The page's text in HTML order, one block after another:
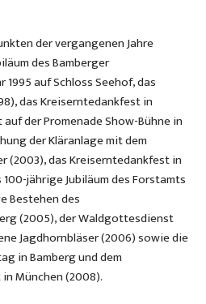
der vergangenen Jahre
des Bamberger
1995 auf Schloss Seehof, das
das Kreiserntedankfest in
der Promenade Show-Bühne in
der Kläranlage mit dem
(2003), das Kreiserntedankfest in
jährige Jubiläum des Forstamts
Bestehen des
(2005), der Waldgottesdienst
Jagdhornbläser (2006) sowie die
in Bamberg und dem
München (2008).